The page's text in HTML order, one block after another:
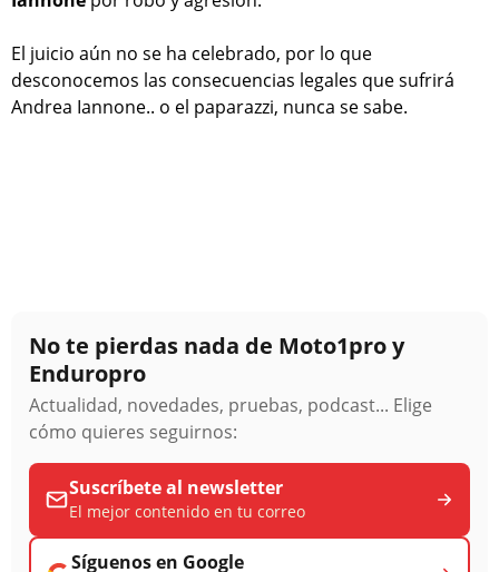
El juicio aún no se ha celebrado, por lo que
desconocemos las consecuencias legales que sufrirá
Andrea Iannone.. o el paparazzi, nunca se sabe.
No te pierdas nada de Moto1pro y
Enduropro
Actualidad, novedades, pruebas, podcast... Elige
cómo quieres seguirnos:
Suscríbete al newsletter
El mejor contenido en tu correo
Síguenos en Google